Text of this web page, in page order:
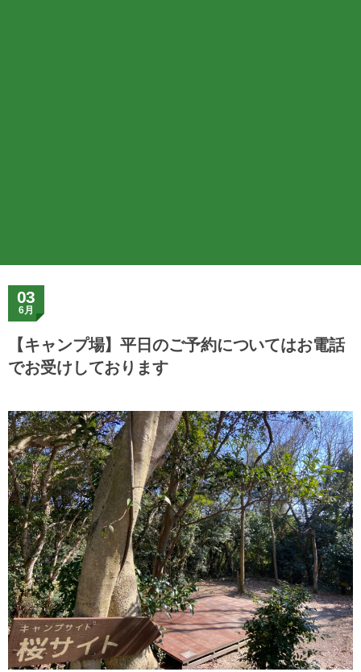
03
6月
【キャンプ場】平日のご予約についてはお電話
でお受けしております